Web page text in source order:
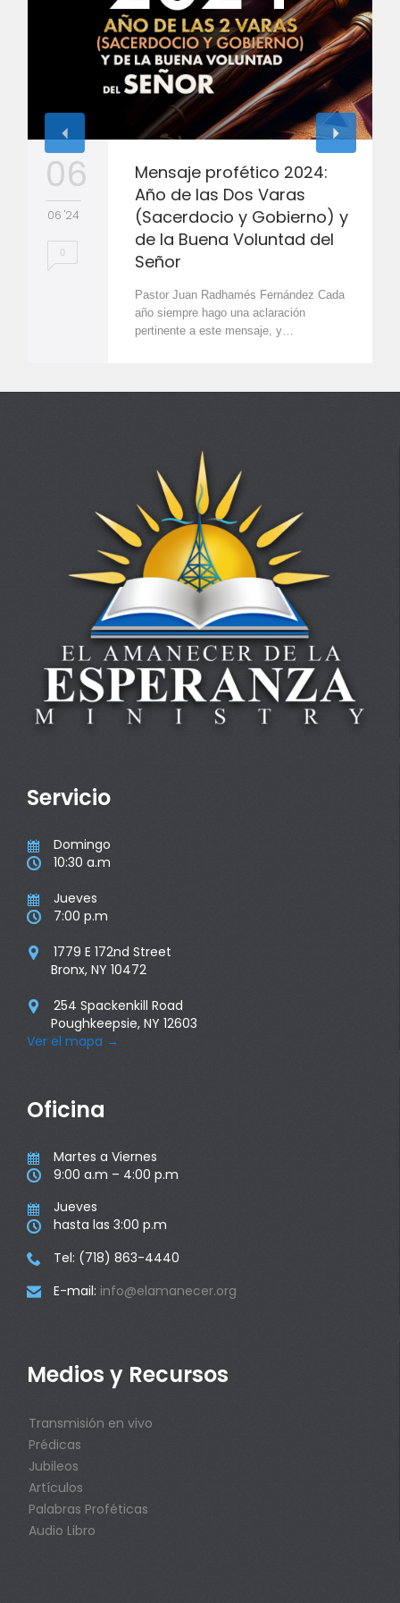
06
06 '24
0
Mensaje profético 2024:
Año de las Dos Varas
(Sacerdocio y Gobierno) y
de la Buena Voluntad del
Señor
Pastor Juan Radhamés Fernández Cada
año siempre hago una aclaración
pertinente a este mensaje, y…
Servicio
 Domingo
 10:30 a.m
 Jueves
 7:00 p.m

1779 E 172nd Street
Bronx, NY 10472

254 Spackenkill Road
Poughkeepsie, NY 12603
Ver el mapa →
Oficina
 Martes a Viernes
 9:00 a.m – 4:00 p.m
 Jueves
 hasta las 3:00 p.m
 Tel: (718) 863-4440
 E-mail: info@elamanecer.org
Medios y Recursos
Transmisión en vivo
Prédicas
Jubileos
Artículos
Palabras Proféticas
Audio Libro